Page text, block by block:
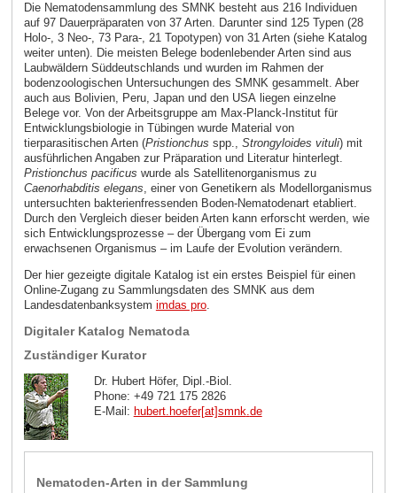
Die Nematodensammlung des SMNK besteht aus 216 Individuen
auf 97 Dauerpräparaten von 37 Arten. Darunter sind 125 Typen (28
Holo-, 3 Neo-, 73 Para-, 21 Topotypen) von 31 Arten (siehe Katalog
weiter unten). Die meisten Belege bodenlebender Arten sind aus
Laubwäldern Süddeutschlands und wurden im Rahmen der
bodenzoologischen Untersuchungen des SMNK gesammelt. Aber
auch aus Bolivien, Peru, Japan und den USA liegen einzelne
Belege vor. Von der Arbeitsgruppe am Max-Planck-Institut für
Entwicklungsbiologie in Tübingen wurde Material von
tierparasitischen Arten (Pristionchus spp., Strongyloides vituli) mit
ausführlichen Angaben zur Präparation und Literatur hinterlegt.
Pristionchus pacificus wurde als Satellitenorganismus zu
Caenorhabditis elegans, einer von Genetikern als Modellorganismus
untersuchten bakterienfressenden Boden-Nematodenart etabliert.
Durch den Vergleich dieser beiden Arten kann erforscht werden, wie
sich Entwicklungsprozesse – der Übergang vom Ei zum
erwachsenen Organismus – im Laufe der Evolution verändern.
Der hier gezeigte digitale Katalog ist ein erstes Beispiel für einen
Online-Zugang zu Sammlungsdaten des SMNK aus dem
Landesdatenbanksystem imdas pro.
Digitaler Katalog Nematoda
Zuständiger Kurator
Dr. Hubert Höfer, Dipl.-Biol.
Phone: +49 721 175 2826
E-Mail: hubert.hoefer[at]smnk.de
Nematoden-Arten in der Sammlung